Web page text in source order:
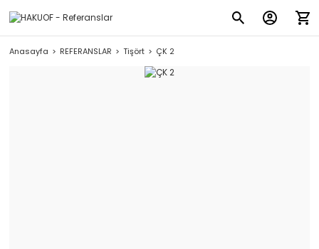
Anasayfa REFERANSLAR Tişört ÇK 2